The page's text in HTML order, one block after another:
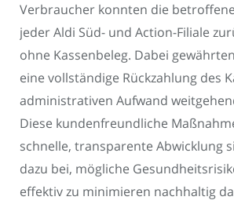
Verbraucher konnten die
jeder Aldi Süd- und Action-Filiale
ohne Kassenbeleg. Dabei
eine vollständige Rückzahlung des
administrativen Aufwand
Diese kundenfreundliche
schnelle, transparente Abwicklung
dazu bei, mögliche
effektiv zu minimieren nachhaltig